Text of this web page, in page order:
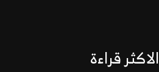
الاكثر قراءة